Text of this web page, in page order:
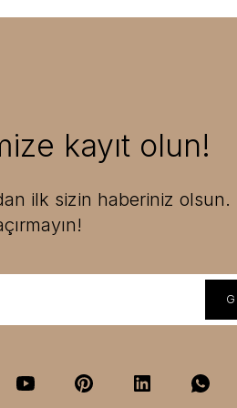
kayıt olun!
ilk sizin haberiniz olsun.